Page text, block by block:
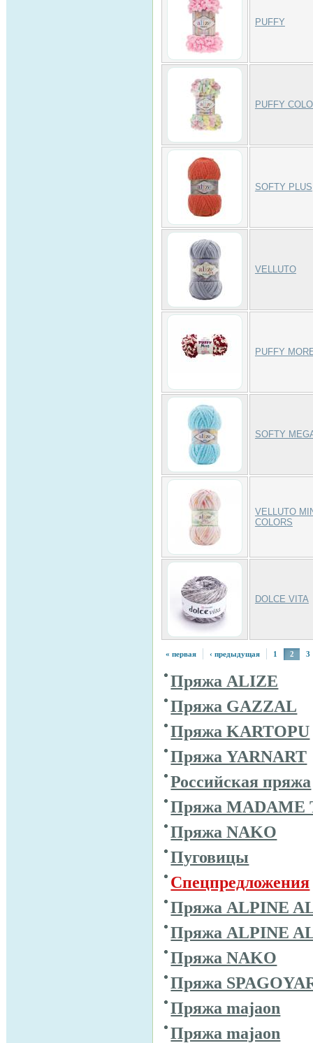
PUFFY
PUFFY
SOFTY PLUS
VELLUTO
PUFFY
SOFTY
VELLUTO
COLORS
DOLCE VITA
« первая ‹ предыдущая 1 2 3
Пряжа ALIZE
Пряжа GAZZAL
Пряжа KARTOPU
Пряжа YARNART
Российская пряжа
Пряжа MADAME
Пряжа NAKO
Пуговицы
Спецпредложения
Пряжа ALPINE
Пряжа ALPINE
Пряжа NAKO
Пряжа
Пряжа majaon
Пряжа majaon